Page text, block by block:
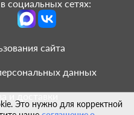
Это нужно для корректной
социальных сетях:
сайта
данных
и доставки